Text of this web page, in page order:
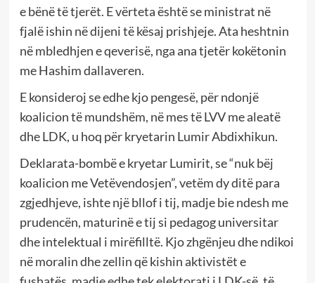
e bënë të tjerët. E vërteta është se ministrat në
fjalë ishin në dijeni të kësaj prishjeje. Ata heshtnin
në mbledhjen e qeverisë, nga ana tjetër kokëtonin
me Hashim dallaveren.
E konsideroj se edhe kjo pengesë, për ndonjë
koalicion të mundshëm, në mes të LVV me aleatë
dhe LDK, u hoq për kryetarin Lumir Abdixhikun.
Deklarata-bombë e kryetar Lumirit, se “nuk bëj
koalicion me Vetëvendosjen”, vetëm dy ditë para
zgjedhjeve, ishte një bllof i tij, madje bie ndesh me
prudencën, maturinë e tij si pedagog universitar
dhe intelektual i mirëfilltë. Kjo zhgënjeu dhe ndikoi
në moralin dhe zellin që kishin aktivistët e